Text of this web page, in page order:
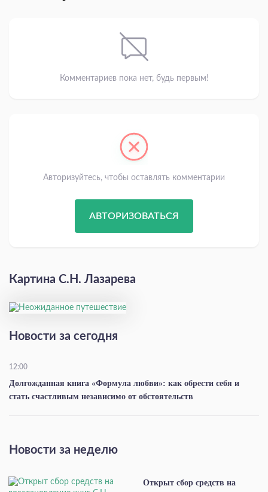
Комментариев пока нет, будь первым!
Авторизуйтесь, чтобы оставлять комментарии
АВТОРИЗОВАТЬСЯ
Картина С.Н. Лазарева
Новости за сегодня
12:00
Долгожданная книга «Формула любви»: как обрести себя и
стать счастливым независимо от обстоятельств
Новости за неделю
Открыт сбор средств на